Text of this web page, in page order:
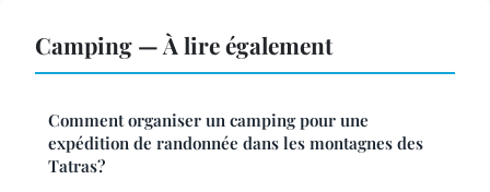
Camping — À lire également
Comment organiser un camping pour une
expédition de randonnée dans les montagnes des
Tatras?